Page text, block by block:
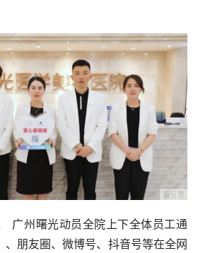
广州曙光动员全院上下全体员工通
、朋友圈、微博号、抖音号等在全网